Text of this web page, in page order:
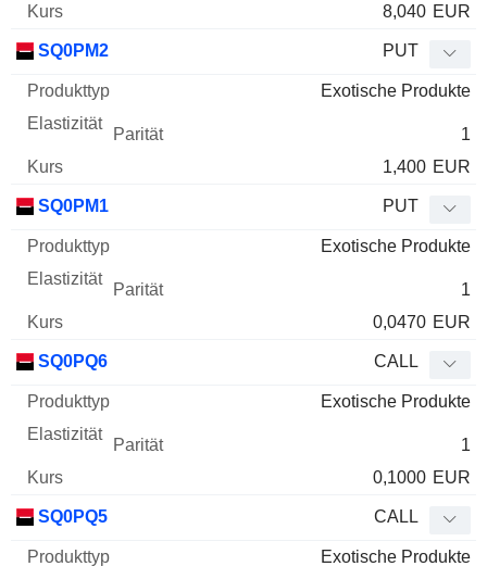
8,040 EUR
SQ0PM2 PUT
Exotische Produkte
1
1,400 EUR
SQ0PM1 PUT
Exotische Produkte
1
0,0470 EUR
SQ0PQ6 CALL
Exotische Produkte
1
0,1000 EUR
SQ0PQ5 CALL
Exotische Produkte